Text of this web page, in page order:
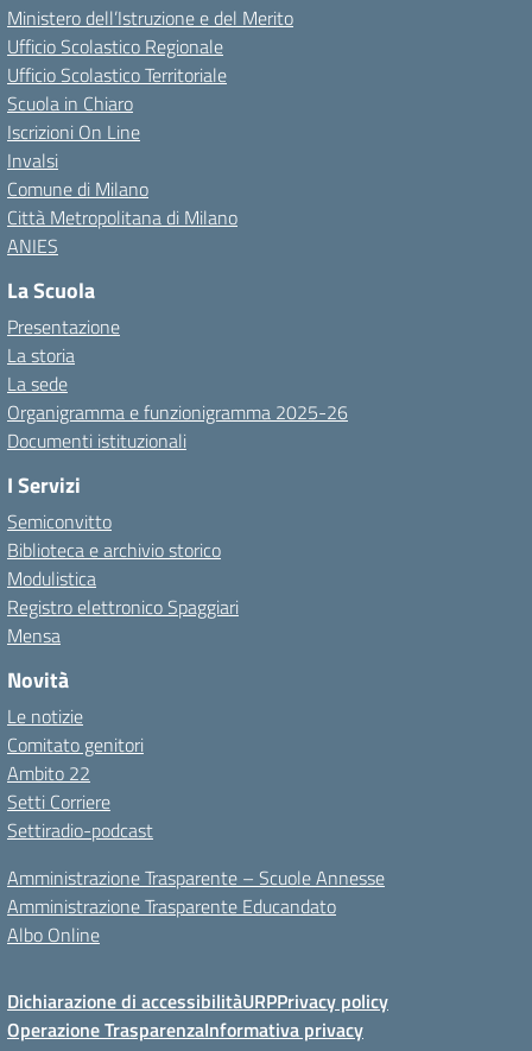
Ministero dell’Istruzione e del Merito
Ufficio Scolastico Regionale
Ufficio Scolastico Territoriale
Scuola in Chiaro
Iscrizioni On Line
Invalsi
Comune di Milano
Città Metropolitana di Milano
ANIES
La Scuola
Presentazione
La storia
La sede
Organigramma e funzionigramma 2025-26
Documenti istituzionali
I Servizi
Semiconvitto
Biblioteca e archivio storico
Modulistica
Registro elettronico Spaggiari
Mensa
Novità
Le notizie
Comitato genitori
Ambito 22
Setti Corriere
Settiradio-podcast
Amministrazione Trasparente – Scuole Annesse
Amministrazione Trasparente Educandato
Albo Online
Dichiarazione di accessibilitàURPPrivacy policy
Operazione TrasparenzaInformativa privacy